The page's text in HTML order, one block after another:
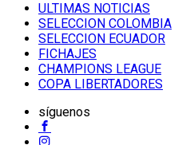
ULTIMAS NOTICIAS
SELECCION COLOMBIA
SELECCION ECUADOR
FICHAJES
CHAMPIONS LEAGUE
COPA LIBERTADORES
síguenos